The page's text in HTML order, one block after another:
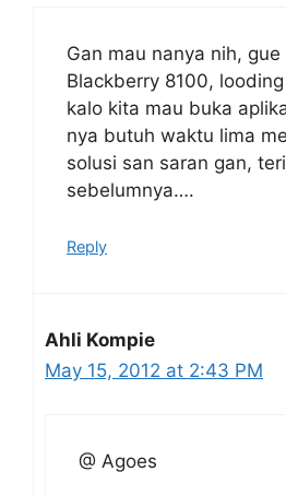
Gan mau nanya nih, gue
Blackberry 8100,
kalo kita mau buka
nya butuh waktu lima
solusi san saran gan,
sebelumnya….
Reply
Ahli Kompie
May 15, 2012 at 2:43 PM
@ Agoes